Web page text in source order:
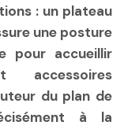
: un plateau
une posture
pour accueillir
accessoires
du plan de
à la